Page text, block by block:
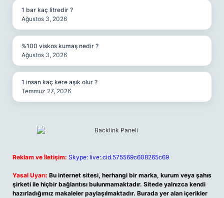
1 bar kaç litredir ?
Ağustos 3, 2026
%100 viskos kumaş nedir ?
Ağustos 3, 2026
1 insan kaç kere aşık olur ?
Temmuz 27, 2026
Reklam ve İletişim: Skype: live:.cid.575569c608265c69
Yasal Uyarı: Bu internet sitesi, herhangi bir marka, kurum veya şahıs
şirketi ile hiçbir bağlantısı bulunmamaktadır. Sitede yalnızca kendi
hazırladığımız makaleler paylaşılmaktadır. Burada yer alan içerikler